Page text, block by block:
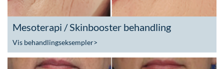
Mesoterapi / Skinbooster behandling
Vis behandlingseksempler>